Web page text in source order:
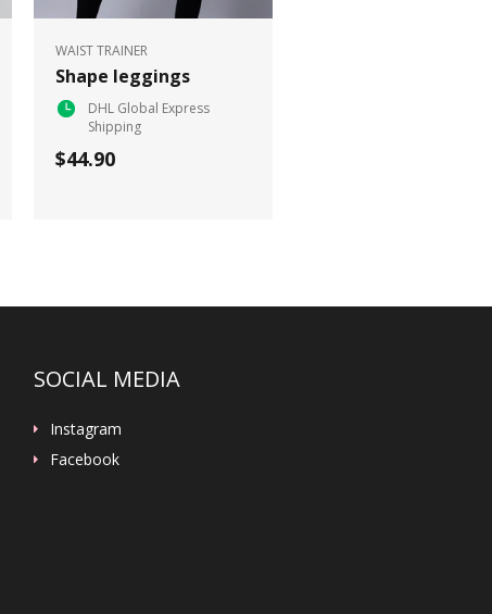
WAIST TRAINER
Shape leggings
DHL Global Express
Shipping
$44.90
SOCIAL MEDIA
Instagram
Facebook